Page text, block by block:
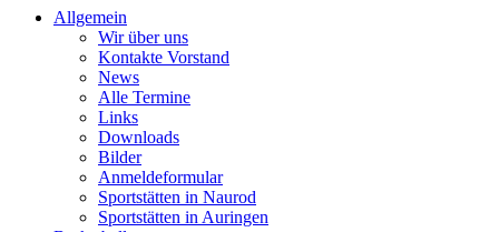
Allgemein
Wir über uns
Kontakte Vorstand
News
Alle Termine
Links
Downloads
Bilder
Anmeldeformular
Sportstätten in Naurod
Sportstätten in Auringen